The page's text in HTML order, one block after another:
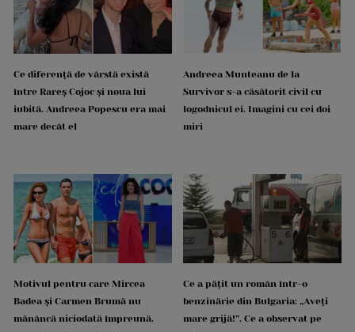
Ce diferență de vârstă există
între Rareș Cojoc și noua lui
iubită. Andreea Popescu era mai
mare decât el
Andreea Munteanu de la
Survivor s-a căsătorit civil cu
logodnicul ei. Imagini cu cei doi
miri
Motivul pentru care Mircea
Badea și Carmen Brumă nu
mănâncă niciodată împreună.
Ce a pățit un român într-o
benzinărie din Bulgaria: „Aveți
mare grijă!”. Ce a observat pe